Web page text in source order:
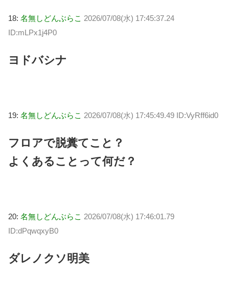
18: 名無しどんぶらこ 2026/07/08(水) 17:45:37.24
ID:mLPx1j4P0
ヨドバシナ
19: 名無しどんぶらこ 2026/07/08(水) 17:45:49.49 ID:VyRff6id0
フロアで脱糞てこと？
よくあることって何だ？
20: 名無しどんぶらこ 2026/07/08(水) 17:46:01.79
ID:dPqwqxyB0
ダレノクソ明美